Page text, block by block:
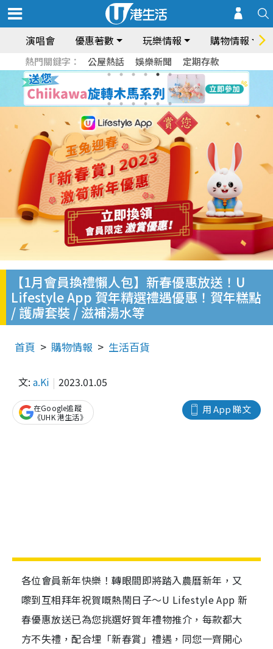
演唱會 優惠著數 玩樂情報 購物情報
熱門關鍵字： 公屋熱話 娛樂新聞 定期存款
【1月會員換禮懶人包】新春優惠放送！U
Lifestyle App 賀年精選禮遇優惠！賀年糕點
/ 護膚套裝 / 滋補湯水等
首頁 購物情報 生活百貨
文: a.Ki 2023.01.05
用 App 睇文
在Google追蹤
《UHK 港生活》
各位會員新年快樂！轉眼間即將踏入農曆新年，又
嚟到互相拜年祝賀嘅熱鬧日子～U Lifestyle App 新
春優惠放送已為您挑選好賀年禮物推介，每款都大
方不失禮，配合埋「新春賞」禮遇，同您一齊開心